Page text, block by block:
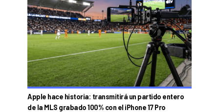
Apple hace historia: transmitirá un partido entero
de la MLS grabado 100% con el iPhone 17 Pro